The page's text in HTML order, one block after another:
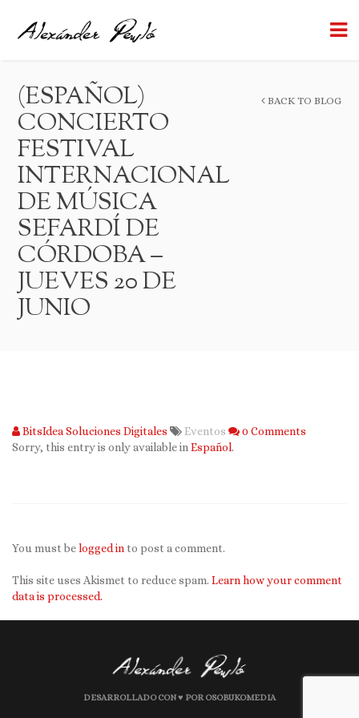
(ESPAÑOL)
CONCIERTO
FESTIVAL
INTERNACIONAL
DE MÚSICA
SEFARDÍ DE
CÓRDOBA –
JUEVES 20 DE
JUNIO
BACK TO BLOG
BitsIdea Soluciones Digitales Eventos
0 Comments
Sorry, this entry is only available in Español.
You must belogged in to post a comment.
This site uses Akismet to reduce spam. Learn how your comment
data is processed.
DESARROLLADO CON ♥ POR OSOBUKOMEDIA